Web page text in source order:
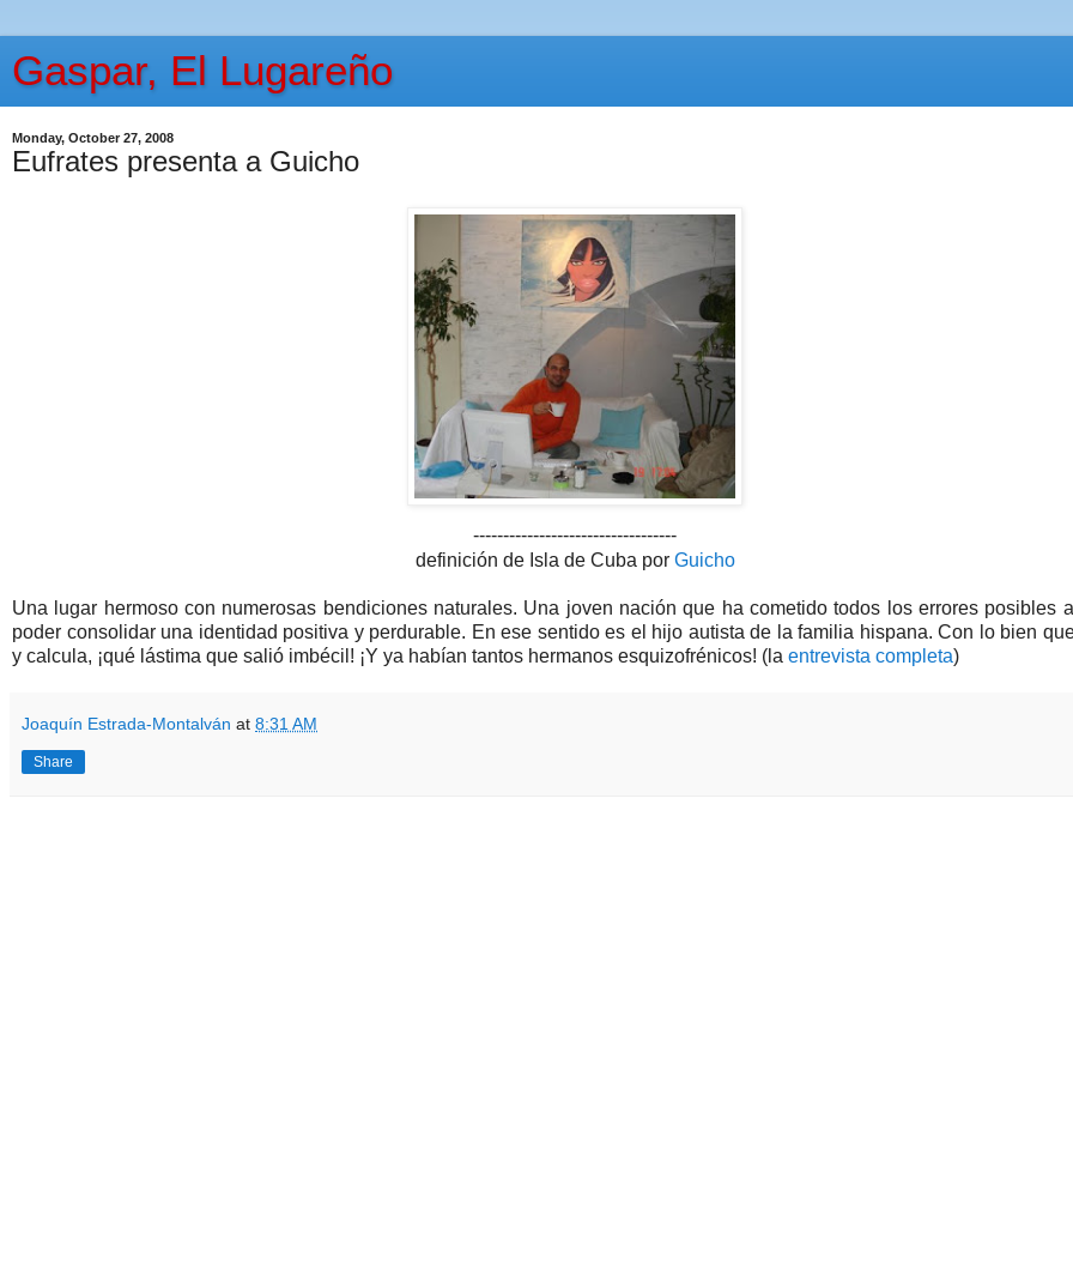
Gaspar, El Lugareño
Monday, October 27, 2008
Eufrates presenta a Guicho
----------------------------------
definición de Isla de Cuba por Guicho
Una lugar hermoso con numerosas bendiciones naturales. Una joven nación que ha cometido todos los errores posibles
poder consolidar una identidad positiva y perdurable. En ese sentido es el hijo autista de la familia hispana. Con lo bien
y calcula, ¡qué lástima que salió imbécil! ¡Y ya habían tantos hermanos esquizofrénicos! (la entrevista completa)
Joaquín Estrada-Montalván at 8:31 AM
Share